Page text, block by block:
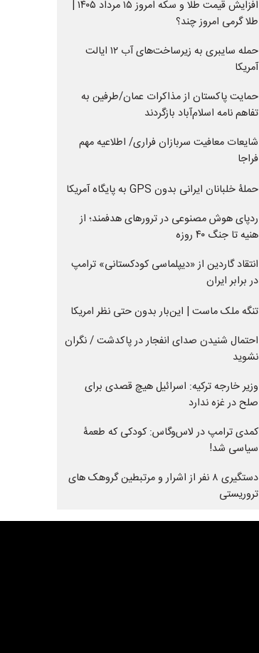
افزایش قیمت طلا و سکه امروز ۱۵ مرداد ۱۴۰۵ |
طلا گرمی امروز چند؟
حمله سایبری به زیرساخت‌های آب ۱۲ ایالت
آمریکا
حمایت پاکستان از مذاکرات عمان/طرفین به
تفاهم نامه اسلام‌آباد بازگردند
شایعات معافیت سربازان فراری/ اطلاعیه مهم
فراجا
حملۀ خلبانان ایرانی بدون GPS به پایگاه آمریکا
ردپای هوش مصنوعی در ترورهای هدفمند؛ از
هنیه تا جنگ ۴۰ روزه
انتقاد گاردین از «دیپلماسی کودکستانی» ترامپ
در برابر ایران
تنگه ملک ماست | این‌بار بدون حتی نظر امریکا
احتمال شنیدن صدای انفجار در پاکدشت / نگران
نشوید
وزیر خارجه ترکیه: اسرائیل هیچ قصدی برای
صلح در غزه ندارد
کمدی ترامپ در لاس‌وگاس: کودکی که طعمۀ
سیاسی شد!
دستگیری ۸ نفر از اشرار و مرتبطین گروهک های
تروریستی